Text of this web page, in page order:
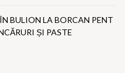
BULION LA BORCAN PENT
ȘI PASTE